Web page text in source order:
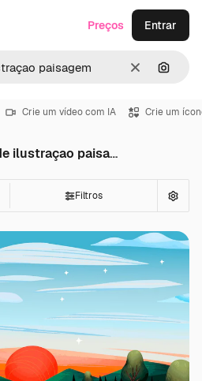
Limpar
Preços Entrar
Crie um vídeo com IA Crie um
Vetores de Papel parede ilustraçao paisagem
Filtros